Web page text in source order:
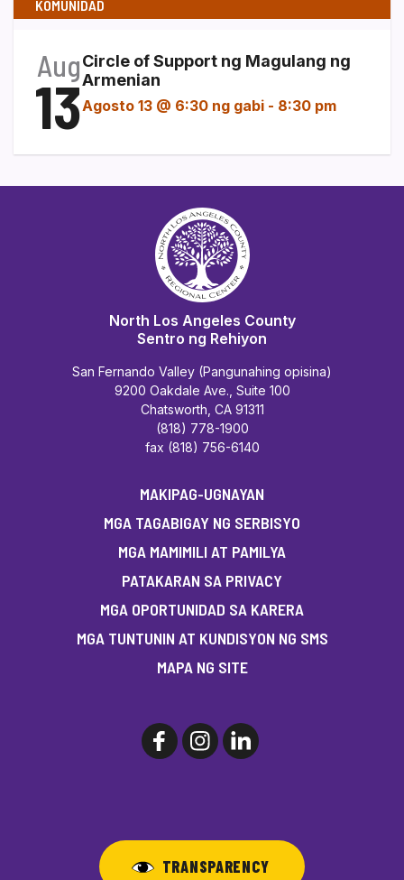
KOMUNIDAD
Aug
13
Circle of Support ng Magulang ng
Armenian
Agosto 13 @ 6:30 ng gabi - 8:30 pm
North Los Angeles County
Sentro ng Rehiyon
San Fernando Valley (Pangunahing opisina)
9200 Oakdale Ave., Suite 100
Chatsworth, CA 91311
(818) 778-1900
fax (818) 756-6140
MAKIPAG-UGNAYAN
MGA TAGABIGAY NG SERBISYO
MGA MAMIMILI AT PAMILYA
PATAKARAN SA PRIVACY
MGA OPORTUNIDAD SA KARERA
MGA TUNTUNIN AT KUNDISYON NG SMS
MAPA NG SITE
TRANSPARENCY